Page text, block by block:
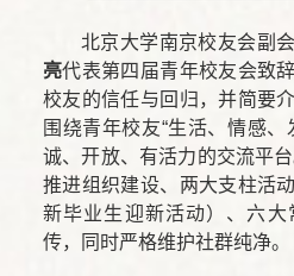
北京大学南京校友会副
亮代表第四届青年校友会致
校友的信任与回归，并简要
围绕青年校友“生活、情感
诚、开放、有活力的交流平
推进组织建设、两大支柱活
新毕业生迎新活动）、六
传，同时严格维护社群纯净。